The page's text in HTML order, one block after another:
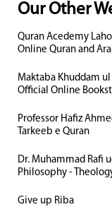
Our Other
Quran Acedemy
Online Quran and
Maktaba Khuddam ul
Official Online
Professor Hafiz
Tarkeeb e Quran
Dr. Muhammad Rafi
Philosophy -
Give up Riba